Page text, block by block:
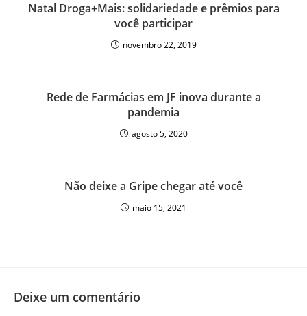
Natal Droga+Mais: solidariedade e prêmios para
você participar
novembro 22, 2019
Rede de Farmácias em JF inova durante a
pandemia
agosto 5, 2020
Não deixe a Gripe chegar até você
maio 15, 2021
Deixe um comentário